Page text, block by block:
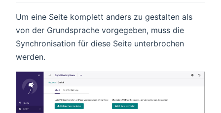
Um eine Seite komplett anders zu gestalten als
von der Grundsprache vorgegeben, muss die
Synchronisation für diese Seite unterbrochen
werden.